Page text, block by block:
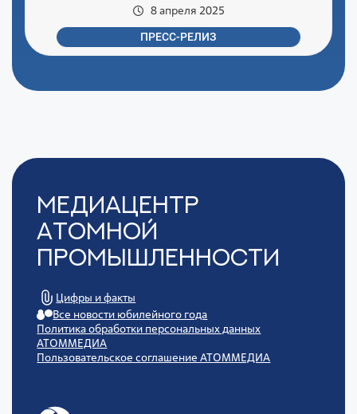
8 апреля 2025
ПРЕСС-РЕЛИЗ
Медиацентр
Атомной
Промышленности
Цифры и факты
Все новости юбилейного года
Политика обработки персональных данных
АТОММЕДИА
Пользовательское соглашение АТОММЕДИА